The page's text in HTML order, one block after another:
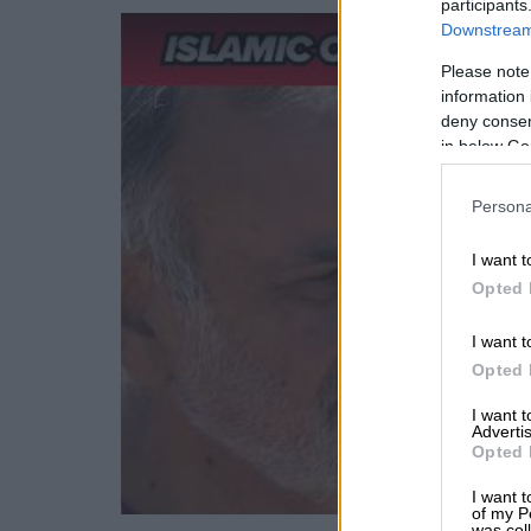
Please
information
deny
in below
I want
Opted
I want
Opted
I want
Opted
I want
of my